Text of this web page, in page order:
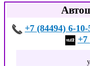
+7 (84494) 6-10-
+7